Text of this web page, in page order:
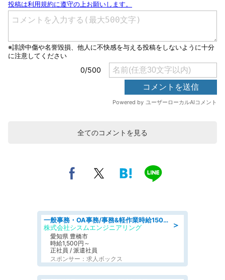
全てのコメントを見る
＞
一般事務・OA事務/事務&軽作業時給1500円土日祝休み各種社保完備
株式会社シスムエンジニアリング
愛知県 豊橋市
時給1,500円～
正社員 / 派遣社員
スポンサー：求人ボックス